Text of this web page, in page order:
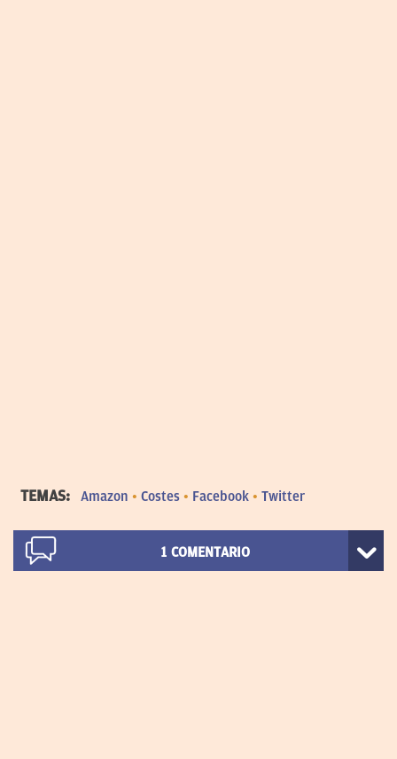
TEMAS: Amazon Costes Facebook Twitter
1 COMENTARIO